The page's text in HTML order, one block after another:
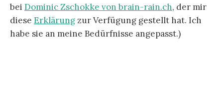
bei Dominic Zschokke von brain-rain.ch, der mir
diese Erklärung zur Verfügung gestellt hat. Ich
habe sie an meine Bedürfnisse angepasst.)